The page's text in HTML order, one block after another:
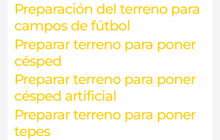
Preparación del terreno para
campos de fútbol
Preparar terreno para poner
césped
Preparar terreno para poner
césped artificial
Preparar terreno para poner
tepes